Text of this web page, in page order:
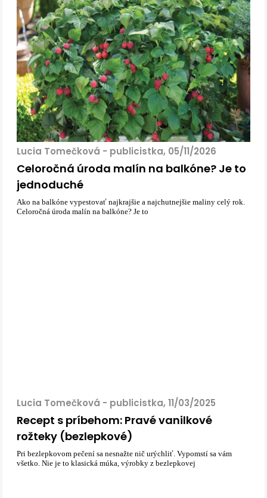
Lucia Tomečková - publicistka, 05/11/2026
Celoročná úroda malín na balkóne? Je to
jednoduché
Ako na balkóne vypestovať najkrajšie a najchutnejšie maliny celý rok.
Celoročná úroda malín na balkóne? Je to
Lucia Tomečková - publicistka, 11/03/2025
Recept s príbehom: Pravé vanilkové
rožteky (bezlepkové)
Pri bezlepkovom pečení sa nesnažte nič urýchliť. Vypomstí sa vám
všetko. Nie je to klasická múka, výrobky z bezlepkovej